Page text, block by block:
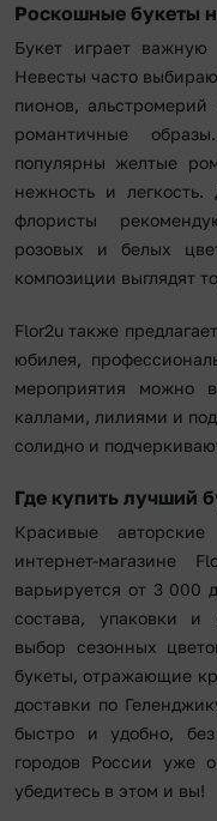
Роскошные букеты
Букет играет
Невесты часто
пионов,
романтичные
популярны желтые
нежность и
флористы
розовых и белых
композиции выглядят
Flor2u также
юбилея,
мероприятия можно
каллами, лилиями и
солидно и
Где купить лучший
Красивые
интернет-магазине
варьируется от 3 000
состава, упаковки
выбор сезонных
букеты, отражающие
доставки по
быстро и удобно,
городов России уже
убедитесь в этом и вы!